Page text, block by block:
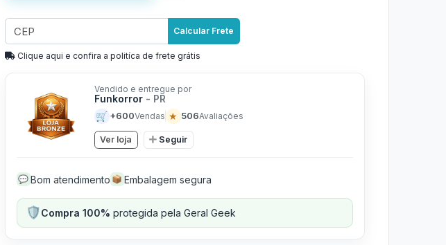
Calcular Frete
Clique aqui e confira a politíca de frete grátis
Vendido e entregue por
Funkorror - PR
🛒 +600Vendas ★ 506Avaliações
Ver loja Seguir
💬 Bom atendimento 📦 Embalagem segura
🛡️Compra 100% protegida pela Geral Geek